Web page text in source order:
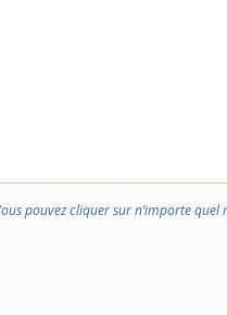
pouvez cliquer sur n’importe